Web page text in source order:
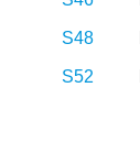
S48
S52